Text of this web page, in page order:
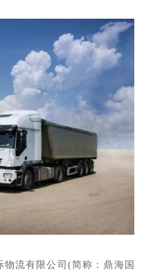
流有限公司(简称：鼎海国